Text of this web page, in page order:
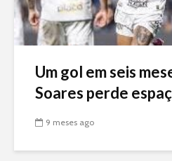
Um gol em seis
Soares perde
9 meses ago